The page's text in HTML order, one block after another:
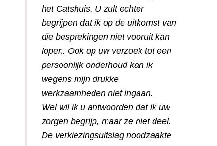
het Catshuis. U zult echter
begrijpen dat ik op de uitkomst van
die besprekingen niet vooruit kan
lopen. Ook op uw verzoek tot een
persoonlijk onderhoud kan ik
wegens mijn drukke
werkzaamheden niet ingaan.
Wel wil ik u antwoorden dat ik uw
zorgen begrijp, maar ze niet deel.
De verkiezingsuitslag noodzaakte